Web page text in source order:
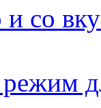
со